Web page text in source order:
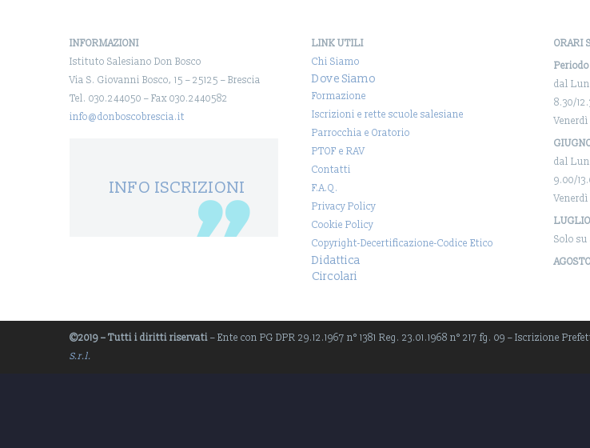
INFORMAZIONI
Istituto Salesiano Don Bosco
Via S. Giovanni Bosco, 15 – 25125 – Brescia
Tel. 030.244050 – Fax 030.2440582
info@donboscobrescia.it
INFO ISCRIZIONI
LINK UTILI
Chi Siamo
Dove Siamo
Formazione
Iscrizioni e rette scuole salesiane
Parrocchia e Oratorio
PTOF e RAV
Contatti
F.A.Q.
Privacy Policy
Cookie Policy
Copyright-Decertificazione-Codice Etico
Didattica
Circolari
ORARI
dal
8.30/
Venerdì
dal
9.00/
Solo
©2019 – Tutti i diritti riservati – Ente con PG DPR 29.12.1967 n° 1381 Reg. 23.01.1968 n° 217 fg. 09 – Iscrizione
S.r.l.